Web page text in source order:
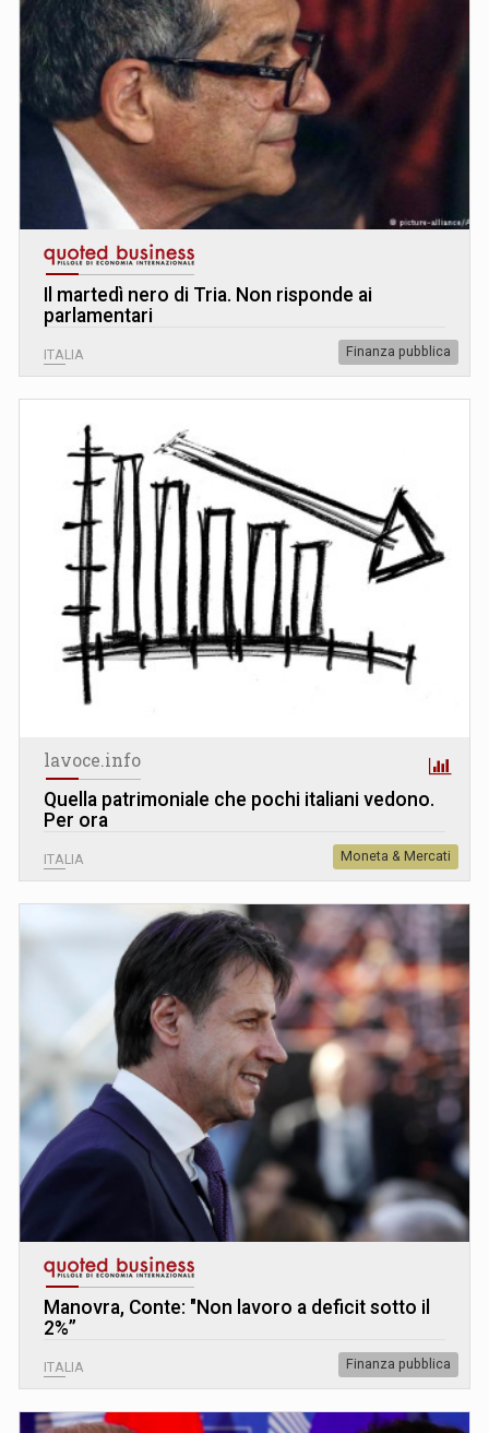
Il martedì nero di Tria. Non risponde ai
parlamentari
ITALIA Finanza pubblica
lavoce.info
Quella patrimoniale che pochi italiani vedono.
Per ora
ITALIA Moneta & Mercati
Manovra, Conte: "Non lavoro a deficit sotto il
2%”
ITALIA Finanza pubblica